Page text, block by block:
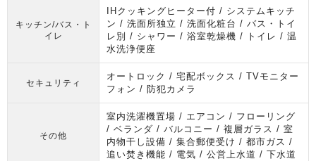
キッチン/バス・ト
イレ
IHクッキングヒーター付 / システムキッチ
ン / 洗面所独立 / 洗面化粧台 / バス・トイ
レ別 / シャワー / 浴室乾燥機 / トイレ / 温
水洗浄便座
セキュリティ
オートロック / 宅配ボックス / TVモニター
フォン / 防犯カメラ
その他
室内洗濯機置場 / エアコン / フローリング
/ ベランダ / バルコニー / 複層ガラス / 室
内物干し設備 / 集合郵便受け / 都市ガス /
追い焚き機能 / 電気 / 公営上水道 / 下水道